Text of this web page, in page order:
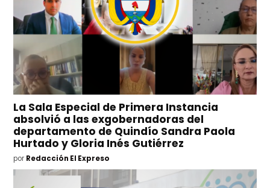
La Sala Especial de Primera Instancia
absolvió a las exgobernadoras del
departamento de Quindío Sandra Paola
Hurtado y Gloria Inés Gutiérrez
por Redacción El Expreso